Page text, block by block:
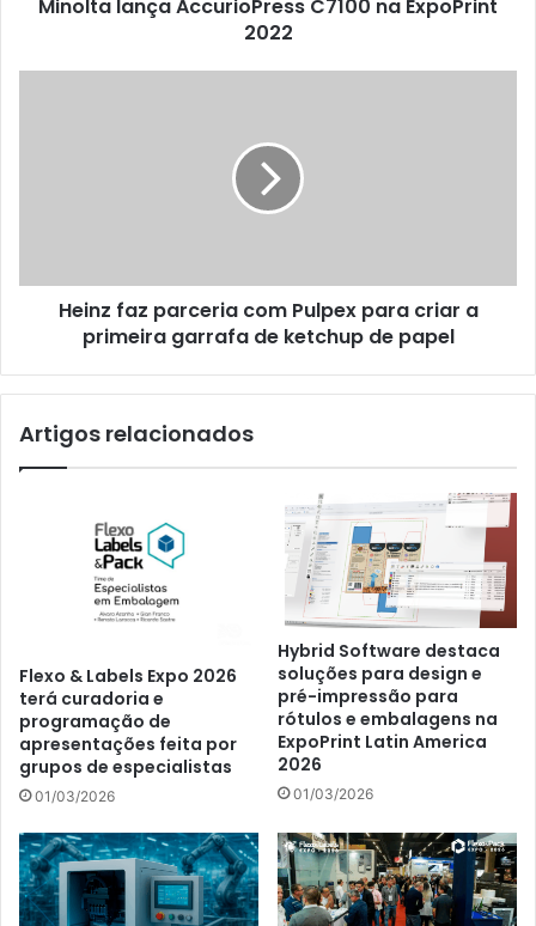
Minolta lança AccurioPress C7100 na ExpoPrint
2022
primeira
garrafaHeinz faz parceria com Pulpex para criar a
primeira garrafa de ketchup de papel
Artigos relacionados
Flexo & Labels Expo 2026
terá curadoria e
programação de
apresentações feita por
grupos de especialistas
01/03/2026
Hybrid Software destaca
soluções para design e
pré-impressão para
rótulos e embalagens na
ExpoPrint Latin America
2026
01/03/2026